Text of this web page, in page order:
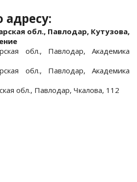
обл., Павлодар, Кутузова,
обл., Павлодар, Академика
обл., Павлодар, Академика
обл., Павлодар, Чкалова, 112